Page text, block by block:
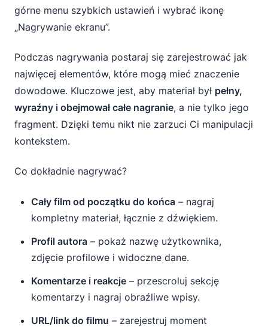
górne menu szybkich ustawień i wybrać ikonę
„Nagrywanie ekranu”.
Podczas nagrywania postaraj się zarejestrować jak
najwięcej elementów, które mogą mieć znaczenie
dowodowe. Kluczowe jest, aby materiał był pełny,
wyraźny i obejmował całe nagranie, a nie tylko jego
fragment. Dzięki temu nikt nie zarzuci Ci manipulacji
kontekstem.
Co dokładnie nagrywać?
Cały film od początku do końca – nagraj
kompletny materiał, łącznie z dźwiękiem.
Profil autora – pokaż nazwę użytkownika,
zdjęcie profilowe i widoczne dane.
Komentarze i reakcje – przescroluj sekcję
komentarzy i nagraj obraźliwe wpisy.
URL/link do filmu – zarejestruj moment